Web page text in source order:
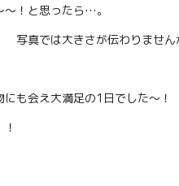
！と思ったら…。
写真では大きさが伝わりません
も会え大満足の1日でした～！